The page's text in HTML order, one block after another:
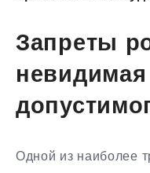
Запреты
невидимая
Одной из наиболее